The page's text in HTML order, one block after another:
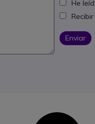
He
Enviar